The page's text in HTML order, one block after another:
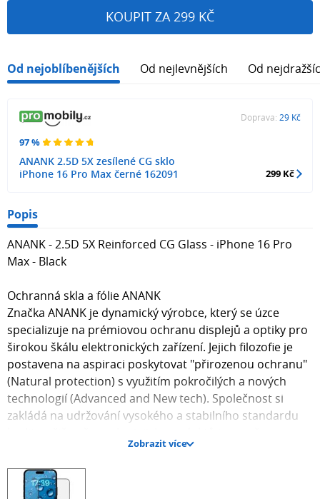
KOUPIT ZA 299 KČ
Od nejoblíbenějších Od nejlevnějších Od
97 %
ANANK 2.5D 5X zesílené CG sklo
iPhone 16 Pro Max černé 162091
Doprava: 29 Kč
299 Kč
Popis
ANANK - 2.5D 5X Reinforced CG Glass - iPhone 16 Pro
Max - Black
Ochranná skla a fólie ANANK
Značka ANANK je dynamický výrobce, který se úzce
specializuje na prémiovou ochranu displejů a optiky pro
širokou škálu elektronických zařízení. Jejich filozofie je
postavena na aspiraci poskytovat "přirozenou ochranu"
(Natural protection) s využitím pokročilých a nových
technologií (Advanced and New tech). Společnost si
zakládá na udržování vysokého a stabilního standardu
Japonsku nebo využívá tamní materiály.
Jádrem portfolia ANANK jsou ochranná tvrzená skla,
Zobrazit více